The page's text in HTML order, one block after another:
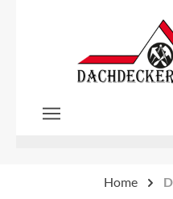
Zum Hauptinhalt springen
Home